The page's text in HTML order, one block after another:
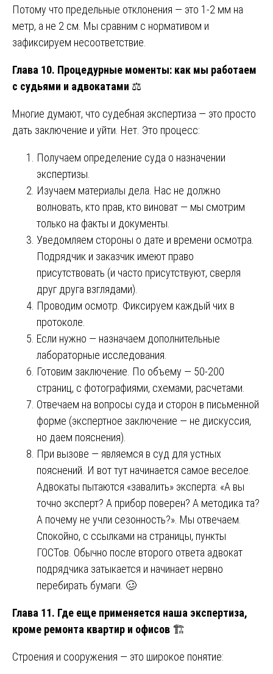
Потому что предельные отклонения — это 1-2 мм на
метр, а не 2 см. Мы сравним с нормативом и
зафиксируем несоответствие.
Глава 10. Процедурные моменты: как мы работаем
с судьями и адвокатами ⚖️
Многие думают, что судебная экспертиза — это просто
дать заключение и уйти. Нет. Это процесс:
Получаем определение суда о назначении
экспертизы.
Изучаем материалы дела. Нас не должно
волновать, кто прав, кто виноват — мы смотрим
только на факты и документы.
Уведомляем стороны о дате и времени осмотра.
Подрядчик и заказчик имеют право
присутствовать (и часто присутствуют, сверля
друг друга взглядами).
Проводим осмотр. Фиксируем каждый чих в
протоколе.
Если нужно — назначаем дополнительные
лабораторные исследования.
Готовим заключение. По объему — 50-200
страниц, с фотографиями, схемами, расчетами.
Отвечаем на вопросы суда и сторон в письменной
форме (экспертное заключение — не дискуссия,
но даем пояснения).
При вызове — являемся в суд для устных
пояснений. И вот тут начинается самое веселое.
Адвокаты пытаются «завалить» эксперта: «А вы
точно эксперт? А прибор поверен? А методика та?
А почему не учли сезонность?». Мы отвечаем.
Спокойно, с ссылками на страницы, пункты
ГОСТов. Обычно после второго ответа адвокат
подрядчика затыкается и начинает нервно
перебирать бумаги. 🥴
Глава 11. Где еще применяется наша экспертиза,
кроме ремонта квартир и офисов 🏗️
Строения и сооружения — это широкое понятие: